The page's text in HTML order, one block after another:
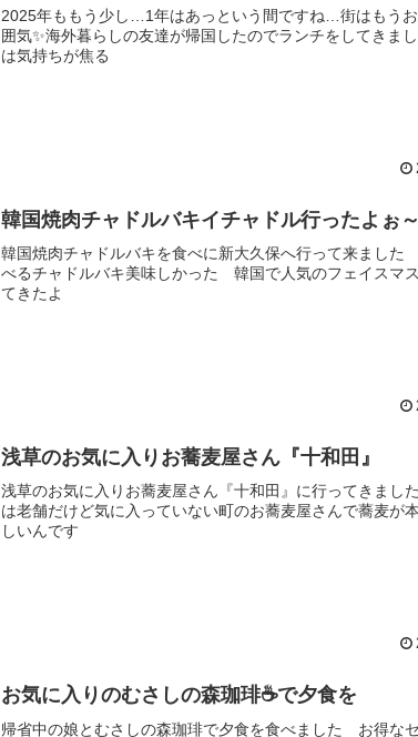
2025年ももう少し…1年はあっという間ですね…街はもう
囲気✨海外暮らしの友達が帰国したのでランチをしてきま
は気持ちが焦る
韓国焼肉チャドルバキイチャドル行ったよぉ
韓国焼肉チャドルバキを食べに新大久保へ行って来ました
べるチャドルバキ美味しかった 韓国で人気のフェイスマ
てきたよ
浅草のお気に入りお蕎麦屋さん『十和田』
浅草のお気に入りお蕎麦屋さん『十和田』に行ってきまし
は老舗だけど気に入っていない町のお蕎麦屋さんで蕎麦が
しいんです
お気に入りのむさしの森珈琲☕で夕食を
帰省中の娘とむさしの森珈琲で夕食を食べました お得な